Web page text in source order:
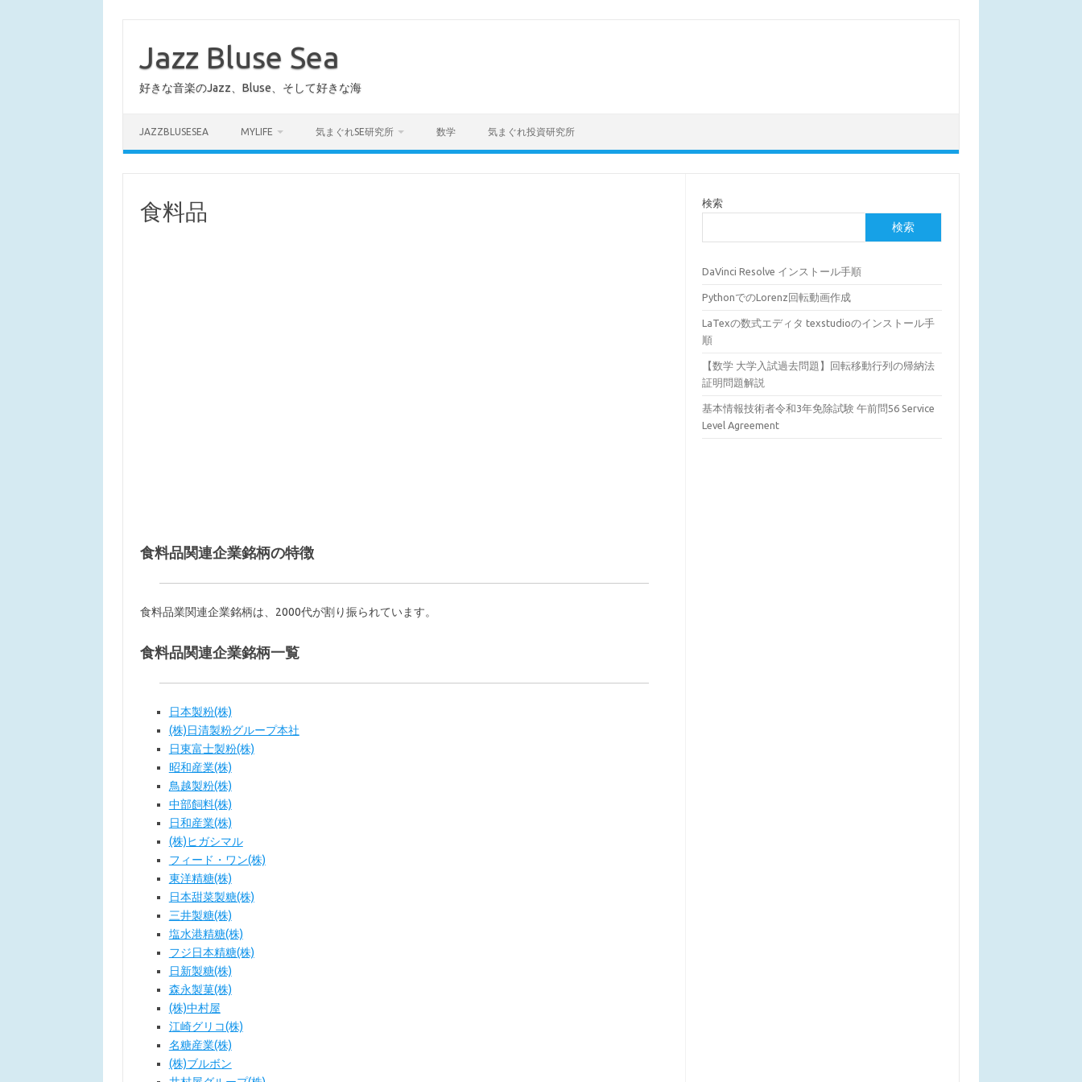
Jazz Bluse Sea
好きな音楽のJazz、Bluse、そして好きな海
JAZZBLUSESEA MYLIFE 気まぐれSE研究所 数学 気まぐれ投資研究所
食料品
食料品関連企業銘柄の特徴
食料品業関連企業銘柄は、2000代が割り振られています。
食料品関連企業銘柄一覧
日本製粉(株)
(株)日清製粉グループ本社
日東富士製粉(株)
昭和産業(株)
鳥越製粉(株)
中部飼料(株)
日和産業(株)
(株)ヒガシマル
フィード・ワン(株)
東洋精糖(株)
日本甜菜製糖(株)
三井製糖(株)
塩水港精糖(株)
フジ日本精糖(株)
日新製糖(株)
森永製菓(株)
(株)中村屋
江崎グリコ(株)
名糖産業(株)
(株)ブルボン
検索
検索
DaVinci Resolve インストール手順
PythonでのLorenz回転動画作成
LaTexの数式エディタ texstudioのインストール手
順
【数学 大学入試過去問題】回転移動行列の帰納法
証明問題解説
基本情報技術者令和3年免除試験 午前問56 Service
Level Agreement